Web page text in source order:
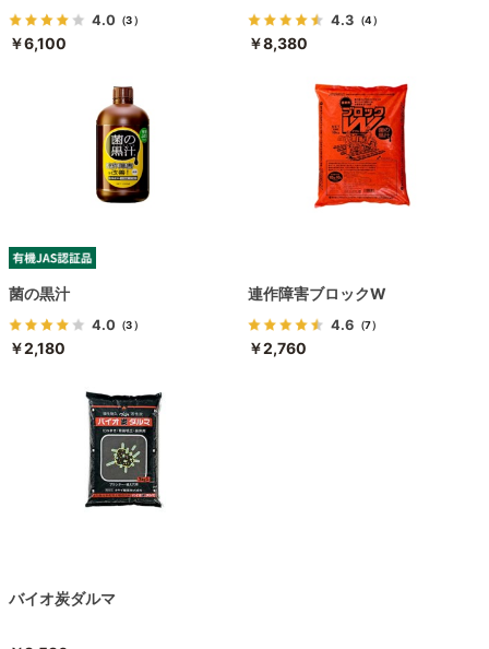
4.0 （3）
￥6,100
4.3 （4）
￥8,380
菌の黒汁
4.0 （3）
￥2,180
連作障害ブロックW
4.6 （7）
￥2,760
バイオ炭ダルマ